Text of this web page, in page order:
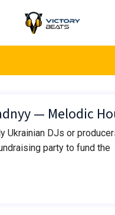
— Melodic
Ukrainian DJs or
party to fund the